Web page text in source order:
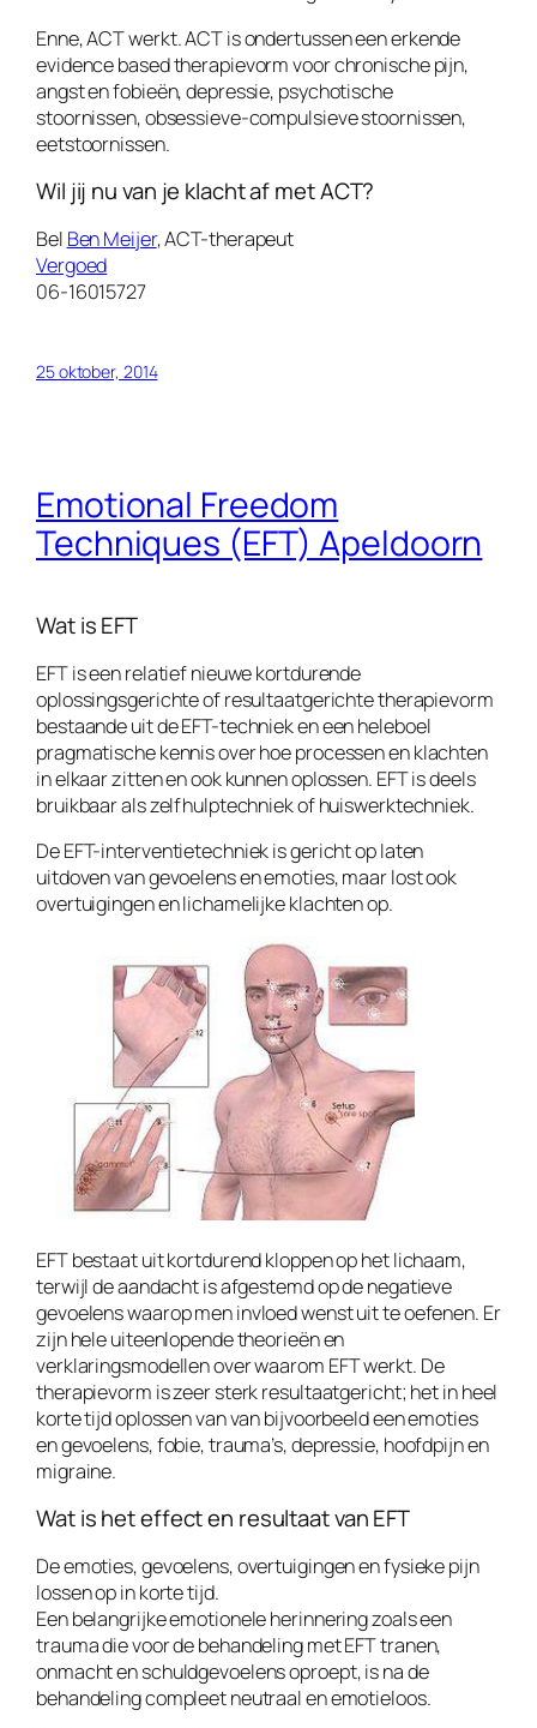
Enne, ACT werkt. ACT is ondertussen een erkende
evidence based therapievorm voor chronische pijn,
angst en fobieën, depressie, psychotische
stoornissen, obsessieve-compulsieve stoornissen,
eetstoornissen.
Wil jij nu van je klacht af met ACT?
Bel Ben Meijer, ACT-therapeut
Vergoed
06-16015727
25 oktober, 2014
Emotional Freedom
Techniques (EFT) Apeldoorn
Wat is EFT
EFT is een relatief nieuwe kortdurende
oplossingsgerichte of resultaatgerichte therapievorm
bestaande uit de EFT-techniek en een heleboel
pragmatische kennis over hoe processen en klachten
in elkaar zitten en ook kunnen oplossen. EFT is deels
bruikbaar als zelfhulptechniek of huiswerktechniek.
De EFT-interventietechniek is gericht op laten
uitdoven van gevoelens en emoties, maar lost ook
overtuigingen en lichamelijke klachten op.
EFT bestaat uit kortdurend kloppen op het lichaam,
terwijl de aandacht is afgestemd op de negatieve
gevoelens waarop men invloed wenst uit te oefenen. Er
zijn hele uiteenlopende theorieën en
verklaringsmodellen over waarom EFT werkt. De
therapievorm is zeer sterk resultaatgericht; het in heel
korte tijd oplossen van van bijvoorbeeld een emoties
en gevoelens, fobie, trauma’s, depressie, hoofdpijn en
migraine.
Wat is het effect en resultaat van EFT
De emoties, gevoelens, overtuigingen en fysieke pijn
lossen op in korte tijd.
Een belangrijke emotionele herinnering zoals een
trauma die voor de behandeling met EFT tranen,
onmacht en schuldgevoelens oproept, is na de
behandeling compleet neutraal en emotieloos.